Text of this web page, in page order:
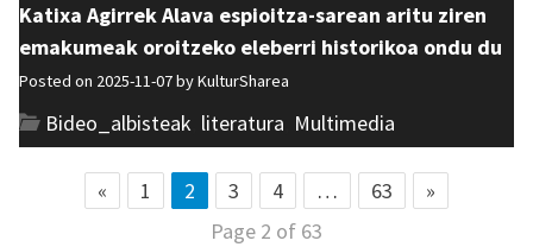
Katixa Agirrek Alava espioitza-sarean aritu ziren
emakumeak oroitzeko eleberri historikoa ondu du
Posted on 2025-11-07 byKulturSharea
Bideo_albisteak literatura Multimedia
« 1 2 3 4 … 63
»
Page 2 of 63